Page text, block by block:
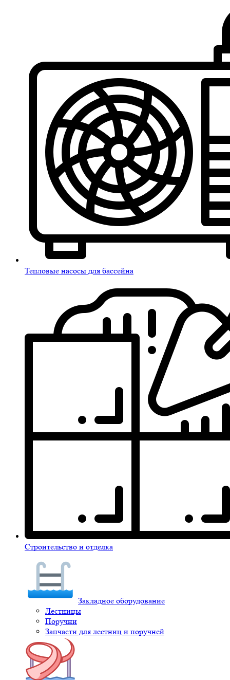
Тепловые насосы для бассейна
Строительство и отделка
Закладное оборудование
Лестницы
Поручни
Запчасти для лестниц и поручней